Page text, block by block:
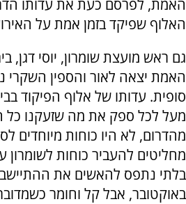
האמת, לפרסם כעת את עדותו
האלוף שפיקד בזמן אמת על
גם ראש מועצת שומרון, יוסי דגן,
האמת יצאה לאור והספין השקרי
סופית. עדותו של אלוף הפיקוד
מעל לכל ספק את מה שזעקנו כל
מהדרום, לא היו כוחות מיוחדים
מחליטים להעביר כוחות
באוקטובר, אבל קל וחומר